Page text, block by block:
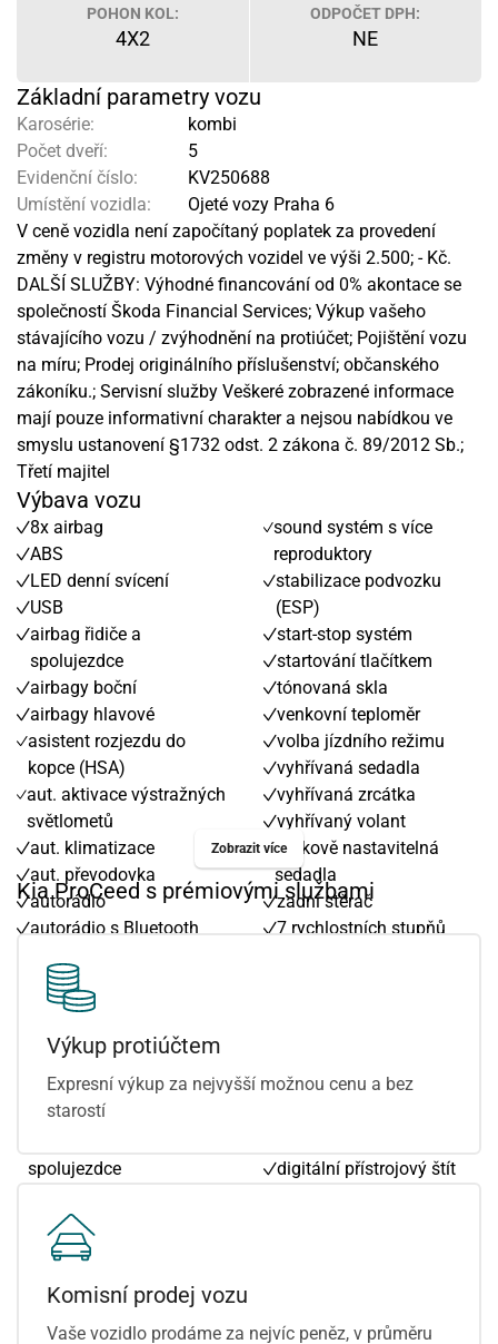
POHON KOL:
4X2
ODPOČET DPH:
NE
Základní parametry vozu
Karosérie:
kombi
Počet dveří:
5
Evidenční číslo:
KV250688
Umístění vozidla:
Ojeté vozy Praha 6
V ceně vozidla není započítaný poplatek za provedení
změny v registru motorových vozidel ve výši 2.500; - Kč.
DALŠÍ SLUŽBY: Výhodné financování od 0% akontace se
společností Škoda Financial Services; Výkup vašeho
stávajícího vozu / zvýhodnění na protiúčet; Pojištění vozu
na míru; Prodej originálního příslušenství; občanského
zákoníku.; Servisní služby Veškeré zobrazené informace
mají pouze informativní charakter a nejsou nabídkou ve
smyslu ustanovení §1732 odst. 2 zákona č. 89/2012 Sb.;
Třetí majitel
Výbava vozu
8x airbag
ABS
LED denní svícení
USB
airbag řidiče a
spolujezdce
airbagy boční
airbagy hlavové
asistent rozjezdu do
kopce (HSA)
aut. aktivace výstražných
světlometů
aut. klimatizace
aut. převodovka
autorádio
autorádio s Bluetooth
bezklíčové startování
bezklíčové startování a
odemykání
bluetooth
centrál dálkový
centrální zamykání
spolujezdce
(DAB)
dvouzónová klimatizace
el. okna
el. seřiditelná sedadla
sound systém s více
reproduktory
stabilizace podvozku
(ESP)
start-stop systém
startování tlačítkem
tónovaná skla
venkovní teploměr
volba jízdního režimu
vyhřívaná sedadla
vyhřívaná zrcátka
vyhřívaný volant
výškově nastavitelná
sedadla
zadní stěrač
7 rychlostních stupňů
bezdrátová nabíječka
digitální přístrojový štít
paměť nastavení sedadla
Zobrazit více
Kia ProCeed s prémiovými službami
Výkup protiúčtem
Expresní výkup za nejvyšší možnou cenu a bez
starostí
Komisní prodej vozu
Vaše vozidlo prodáme za nejvíc peněz, v průměru